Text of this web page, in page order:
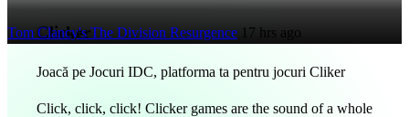
Tom Clancy's The Division Resurgence 17 hrs ago
Clicker
Joacă pe Jocuri IDC, platforma ta pentru jocuri Cliker
Click, click, click! Clicker games are the sound of a whole